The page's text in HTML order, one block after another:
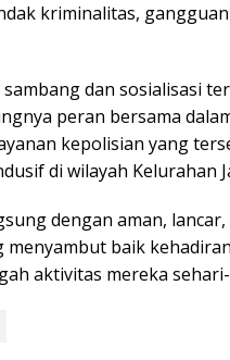
kriminalitas,
dan sosialisasi
peran bersama
kepolisian yang
di wilayah Kelurahan
dengan aman,
menyambut baik
aktivitas mereka